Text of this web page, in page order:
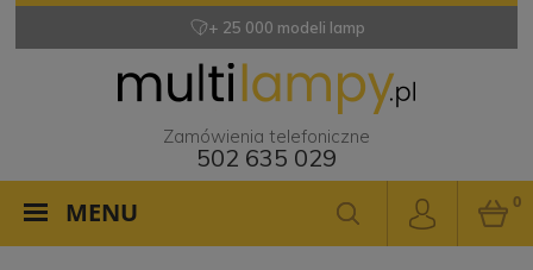
+ 25 000 modeli lamp
Zamówienia telefoniczne
502 635 029
MENU 0